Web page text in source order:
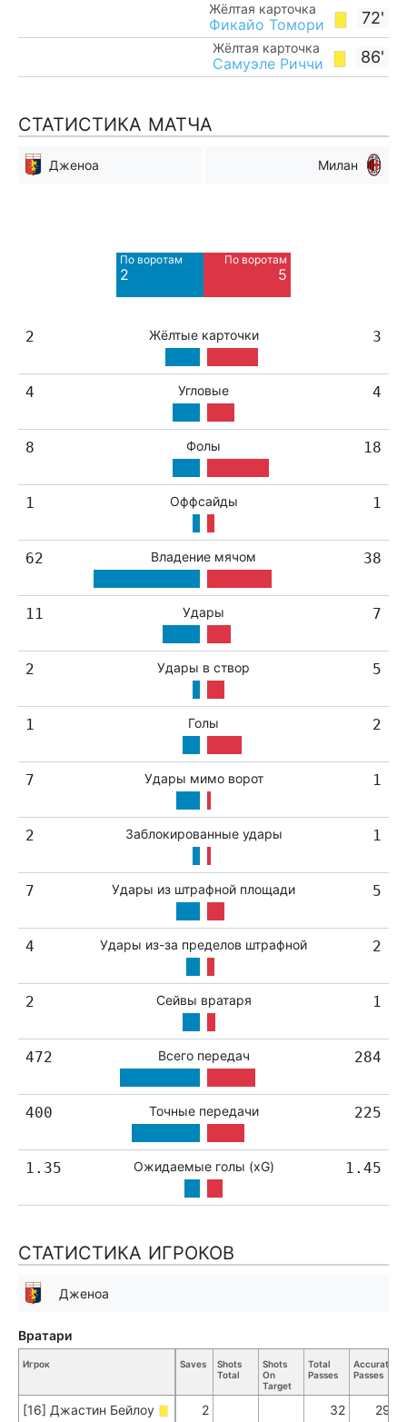
72'
Жёлтая карточка
Фикайо Томори
86'
Жёлтая карточка
Самуэле Риччи
СТАТИСТИКА МАТЧА
Дженоа Милан
По воротам
2
По воротам
5
2 Жёлтые карточки 3
4 Угловые 4
8 Фолы 18
1 Оффсайды 1
62 Владение мячом 38
11 Удары 7
2 Удары в створ 5
1 Голы 2
7 Удары мимо ворот 1
2 Заблокированные удары 1
7 Удары из штрафной площади 5
4 Удары из-за пределов штрафной 2
2 Сейвы вратаря 1
472 Всего передач 284
400 Точные передачи 225
1.35 Ожидаемые голы (xG) 1.45
СТАТИСТИКА ИГРОКОВ
Дженоа
Игрок Saves
Shots
Total
Shots
On
Target
Total
Passes
Accurate
Passes
[16] Джастин Бейлоу 2 32 29
Вратари